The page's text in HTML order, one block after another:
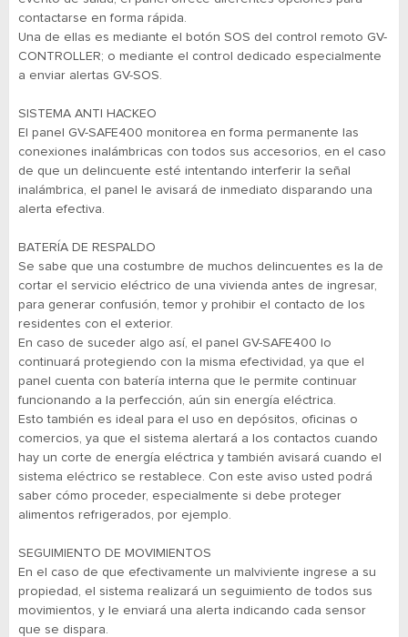
contactarse en forma rápida.
Una de ellas es mediante el botón SOS del control remoto GV-
CONTROLLER; o mediante el control dedicado especialmente
a enviar alertas GV-SOS.
SISTEMA ANTI HACKEO
El panel GV-SAFE400 monitorea en forma permanente las
conexiones inalámbricas con todos sus accesorios, en el caso
de que un delincuente esté intentando interferir la señal
inalámbrica, el panel le avisará de inmediato disparando una
alerta efectiva.
BATERÍA DE RESPALDO
Se sabe que una costumbre de muchos delincuentes es la de
cortar el servicio eléctrico de una vivienda antes de ingresar,
para generar confusión, temor y prohibir el contacto de los
residentes con el exterior.
En caso de suceder algo así, el panel GV-SAFE400 lo
continuará protegiendo con la misma efectividad, ya que el
panel cuenta con batería interna que le permite continuar
funcionando a la perfección, aún sin energía eléctrica.
Esto también es ideal para el uso en depósitos, oficinas o
comercios, ya que el sistema alertará a los contactos cuando
hay un corte de energía eléctrica y también avisará cuando el
sistema eléctrico se restablece. Con este aviso usted podrá
saber cómo proceder, especialmente si debe proteger
alimentos refrigerados, por ejemplo.
SEGUIMIENTO DE MOVIMIENTOS
En el caso de que efectivamente un malviviente ingrese a su
propiedad, el sistema realizará un seguimiento de todos sus
movimientos, y le enviará una alerta indicando cada sensor
que se dispara.